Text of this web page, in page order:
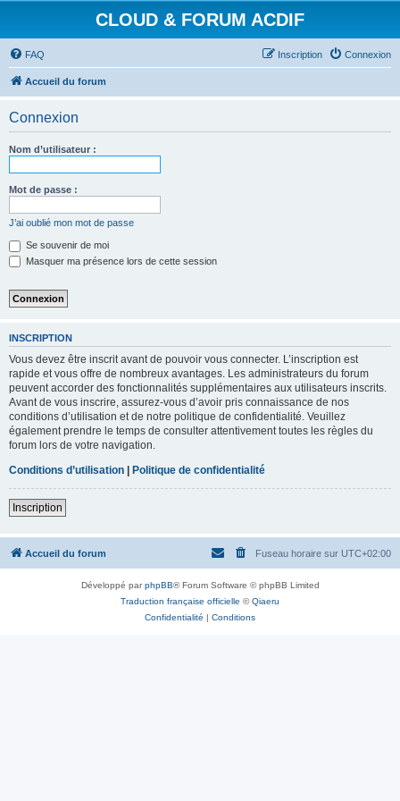
CLOUD & FORUM ACDIF
FAQ Connexion
Inscription
Accueil du forum
Connexion
Nom d’utilisateur :
Mot de passe :
J’ai oublié mon mot de passe
Se souvenir de moi
Masquer ma présence lors de cette session
INSCRIPTION
Vous devez être inscrit avant de pouvoir vous connecter. L’inscription est
rapide et vous offre de nombreux avantages. Les administrateurs du forum
peuvent accorder des fonctionnalités supplémentaires aux utilisateurs inscrits.
Avant de vous inscrire, assurez-vous d’avoir pris connaissance de nos
conditions d’utilisation et de notre politique de confidentialité. Veuillez
également prendre le temps de consulter attentivement toutes les règles du
forum lors de votre navigation.
Conditions d’utilisation | Politique de confidentialité
Inscription
Accueil du forum Fuseau horaire sur UTC+02:00
Développé parphpBB® Forum Software © phpBB Limited
Traduction française officielle ©Qiaeru
Confidentialité | Conditions